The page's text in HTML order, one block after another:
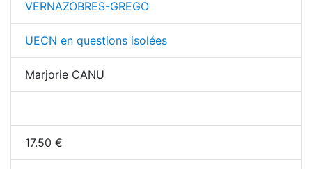
VERNAZOBRES-GREGO
UECN en questions isolées
Marjorie CANU
17.50 €